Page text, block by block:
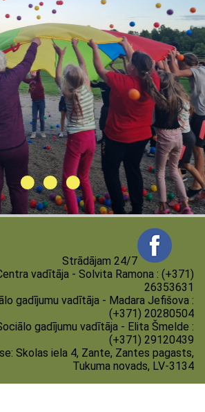
Strādājam 24/7
vadītāja - Solvita Ramona : (+371)
26353631
gadījumu vadītāja - Madara Jefišova :
(+371) 20280504
gadījumu vadītāja - Elita Šmelde :
(+371) 29120439
Skolas iela 4, Zante, Zantes pagasts,
Tukuma novads, LV-3134